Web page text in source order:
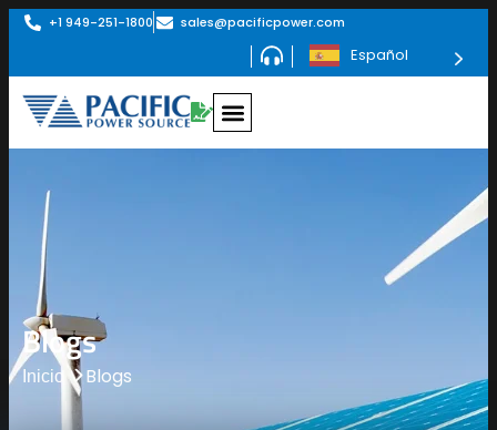
+1 949-251-1800 sales@pacificpower.com
Español
Blogs
Inicio Blogs